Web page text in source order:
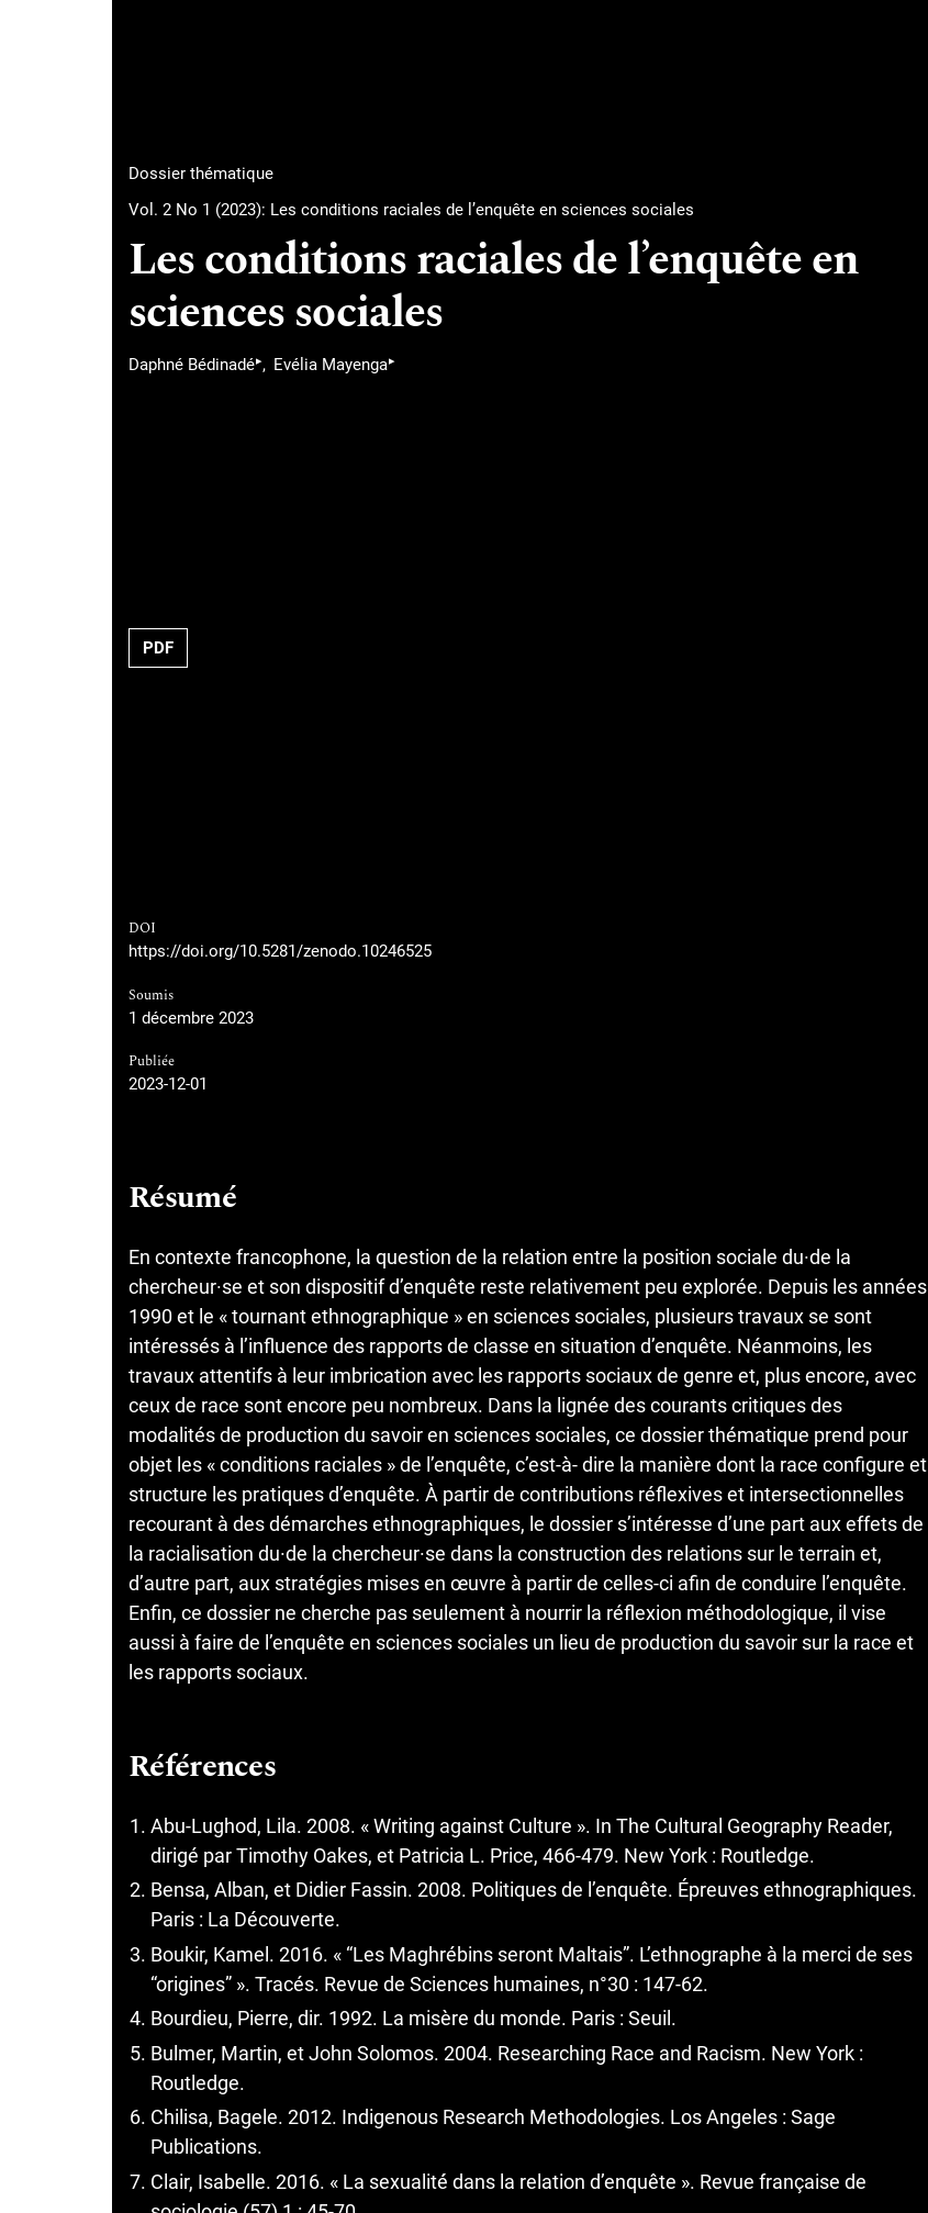
Dossier thématique
Vol. 2 No 1 (2023): Les conditions raciales de l’enquête en sciences sociales
Les conditions raciales de l’enquête en
sciences sociales
Daphné Bédinadé▸ Evélia Mayenga▸
PDF
DOI
https://doi.org/10.5281/zenodo.10246525
Soumis
1 décembre 2023
Publiée
2023-12-01
Résumé
En contexte francophone, la question de la relation entre la position sociale du·de la
chercheur·se et son dispositif d’enquête reste relativement peu explorée. Depuis les années
1990 et le « tournant ethnographique » en sciences sociales, plusieurs travaux se sont
intéressés à l’influence des rapports de classe en situation d’enquête. Néanmoins, les
travaux attentifs à leur imbrication avec les rapports sociaux de genre et, plus encore, avec
ceux de race sont encore peu nombreux. Dans la lignée des courants critiques des
modalités de production du savoir en sciences sociales, ce dossier thématique prend pour
objet les « conditions raciales » de l’enquête, c’est-à- dire la manière dont la race configure et
structure les pratiques d’enquête. À partir de contributions réflexives et intersectionnelles
recourant à des démarches ethnographiques, le dossier s’intéresse d’une part aux effets de
la racialisation du·de la chercheur·se dans la construction des relations sur le terrain et,
d’autre part, aux stratégies mises en œuvre à partir de celles-ci afin de conduire l’enquête.
Enfin, ce dossier ne cherche pas seulement à nourrir la réflexion méthodologique, il vise
aussi à faire de l’enquête en sciences sociales un lieu de production du savoir sur la race et
les rapports sociaux.
Références
Abu-Lughod, Lila. 2008. « Writing against Culture ». In The Cultural Geography Reader,
dirigé par Timothy Oakes, et Patricia L. Price, 466-479. New York : Routledge.
Bensa, Alban, et Didier Fassin. 2008. Politiques de l’enquête. Épreuves ethnographiques.
Paris : La Découverte.
Boukir, Kamel. 2016. « “Les Maghrébins seront Maltais”. L’ethnographe à la merci de ses
“origines” ». Tracés. Revue de Sciences humaines, n°30 : 147-62.
Bourdieu, Pierre, dir. 1992. La misère du monde. Paris : Seuil.
Bulmer, Martin, et John Solomos. 2004. Researching Race and Racism. New York :
Routledge.
Chilisa, Bagele. 2012. Indigenous Research Methodologies. Los Angeles : Sage
Publications.
Clair, Isabelle. 2016. « La sexualité́ dans la relation d’enquête ». Revue française de